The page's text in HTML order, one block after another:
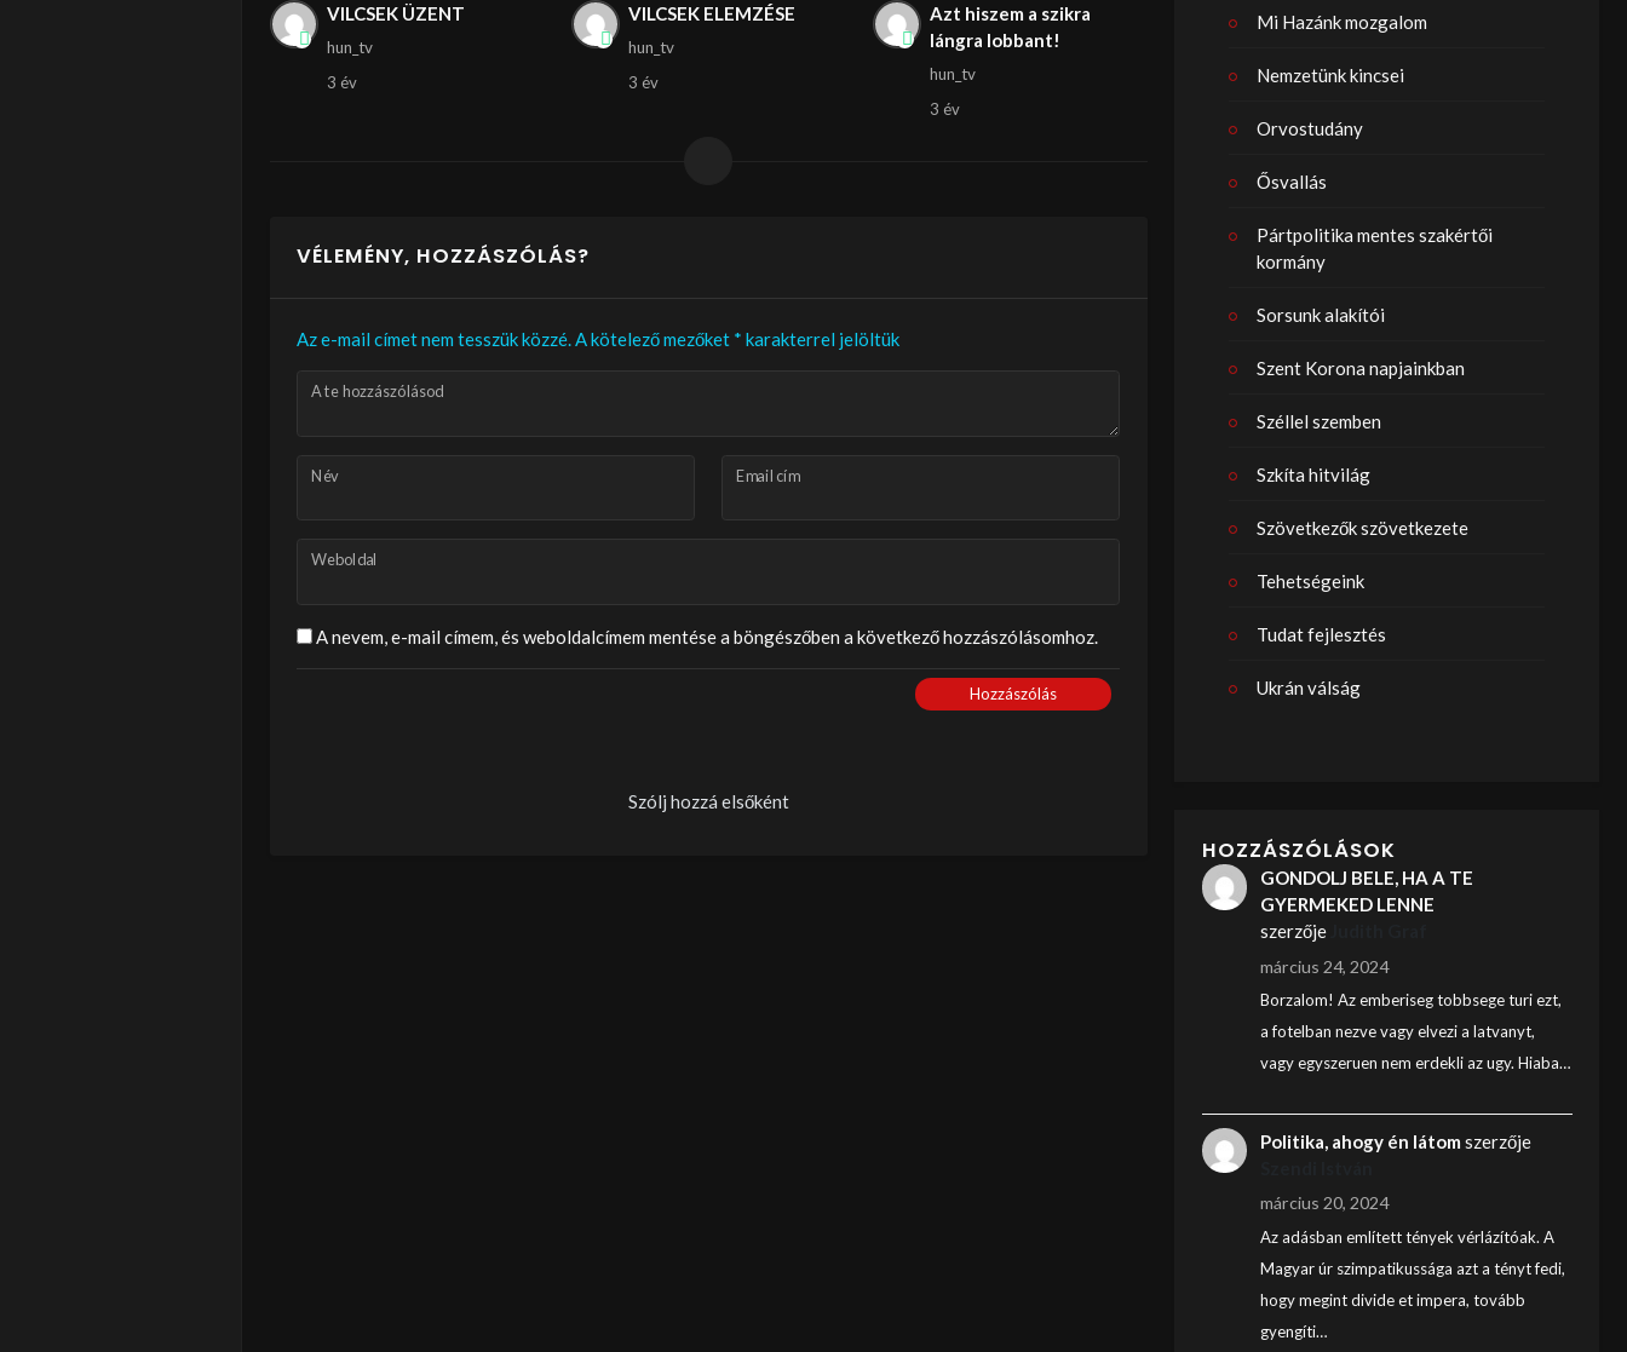
VILCSEK ÜZENT
hun_tv
3 év
VILCSEK ELEMZÉSE
hun_tv
3 év
Azt hiszem a szikra
lángra lobbant!
hun_tv
3 év
VÉLEMÉNY, HOZZÁSZÓLÁS?
Az e-mail címet nem tesszük közzé.A kötelező mezőket * karakterrel jelöltük
A te hozzászólásod
Név Email cím
Weboldal
A nevem, e-mail címem, és weboldalcímem mentése a böngészőben a következő hozzászólásomhoz.
Hozzászólás
Szólj hozzá elsőként
Mi Hazánk mozgalom
Nemzetünk kincsei
Orvostudány
Ősvallás
Pártpolitika mentes szakértői
kormány
Sorsunk alakítói
Szent Korona napjainkban
Széllel szemben
Szkíta hitvilág
Szövetkezők szövetkezete
Tehetségeink
Tudat fejlesztés
Ukrán válság
HOZZÁSZÓLÁSOK
GONDOLJ BELE, HA A TE
GYERMEKED LENNE
szerzője
március 24, 2024
Borzalom! Az emberiseg tobbsege turi ezt,
a fotelban nezve vagy elvezi a latvanyt,
vagy egyszeruen nem erdekli az ugy. Hiaba…
Politika, ahogy én látom szerzője
március 20, 2024
Az adásban említett tények vérlázítóak. A
Magyar úr szimpatikussága azt a tényt fedi,
hogy megint divide et impera, tovább
gyengíti…